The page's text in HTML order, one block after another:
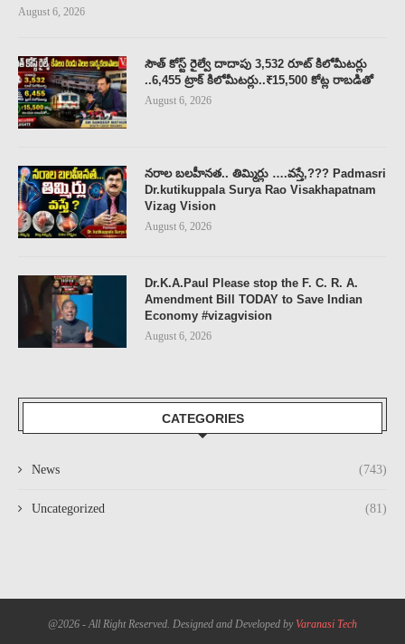
August 6, 2026
సౌత్ కోస్ట్ రైల్వే దాదాపు 3,532 రూట్ కిలోమీటర్లు
..6,455 ట్రాక్ కిలోమీటర్లు..₹15,500 కోట్ల రాబడితో
August 6, 2026
నరాల బలహీనత.. తిమ్మిర్లు ….వస్తే,??? Padmasri
Dr.kutikuppala Surya Rao Visakhapatnam
Vizag Vision
August 6, 2026
Dr.K.A.Paul Please stop the F. C. R. A.
Amendment Bill TODAY to Save Indian
Economy #vizagvision
August 6, 2026
CATEGORIES
News (743)
Uncategorized (81)
@2026 - All Right Reserved. Designed and Developed byVaranasi Tech